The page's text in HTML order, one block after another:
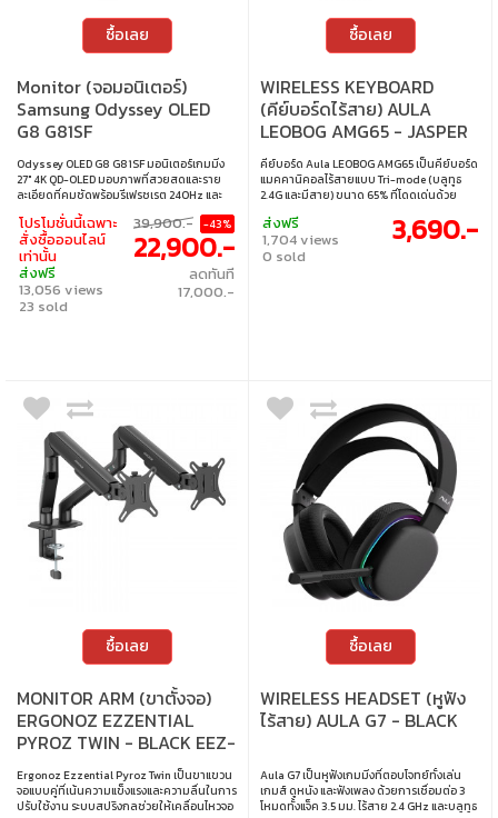
ซื้อเลย
Monitor (จอมอนิเตอร์)
Samsung Odyssey OLED
G8 G81SF
LS27FG812SEXXT - 27 Inch
OLED 4K 240Hz AMD
FreeSync Premium Pro
Odyssey OLED G8 G81SF มอนิเตอร์เกมมิ่ง
27" 4K QD-OLED มอบภาพที่สวยสดและราย
ละเอียดที่คมชัดพร้อมรีเฟรชเรต 240Hz และ
เวลาตอบสนองเพียง 0.03ms เสริมด้วย
เทคโนโลยี AMD FreeSync Premium Pro,
CoreSync, และ CoreLighting+ จอไร้แสงสะท้อน
ป้องกันเบิร์นอิน และดีไซน์โลหะหรูหราพร้อมขา
ตั้งปรับระดับได้เพื่อประสบการณ์การเล่นเกมที่
เหนือชั้น • ขนาดจอ : 27 นิ้ว • ประเภทจอ : OLED
• ความละเอียด : 3840 x 2160 • รีเฟรชเรต :
การติดตั้งบนผนัง : รองรับ VESA mount ขนาด
100 x 100 มม.
โปรโมชั่นนี้เฉพาะ
สั่งซื้อออนไลน์
เท่านั้น
ส่งฟรี
13,056 views
23 sold
39,900.- -43%
22,900.-
ลดทันที
17,000.-
ซื้อเลย
WIRELESS KEYBOARD
(คีย์บอร์ดไร้สาย) AULA
LEOBOG AMG65 - JASPER
SWITCH RGB EN WHITE
คีย์บอร์ด Aula LEOBOG AMG65 เป็นคีย์บอร์ด
แมคคานิคอลไร้สายแบบ Tri-mode (บลูทูธ
2.4G และมีสาย) ขนาด 65% ที่โดดเด่นด้วย
ยืดหยุ่นและเสียงที่ดีเยี่ยม มาพร้อมจอแสดงผล
อัจฉริยะถึงสองหน้าจอ ได้แก่ 315 LED Smart
Dot Matrix Screen (โครงสร้าง 5x63 จุด) และ
: ภาษาอังกฤษ • เลย์เอาต์ : ANSI • จอแสดงผล :
จอ LED Smart Dot Matrix 315 จุด พร้อมจอสี
1.14 นิ้ว • การเชื่อมต่อ : แบบใช้สาย / ไร้สาย
2.4GHz / บลูทูธ • สายเคเบิล : สาย USB-C เป็น
USB-A • การเปลี่ยนสวิตช์ : เปลี่ยนสวิตช์ได้
รองรับสวิตช์ 3 ขา / 5 ขา
ส่งฟรี
1,704 views
0 sold
3,690.-
ซื้อเลย
MONITOR ARM (ขาตั้งจอ)
ERGONOZ EZZENTIAL
PYROZ TWIN - BLACK EEZ-
PYROZ-D-B
Ergonoz Ezzential Pyroz Twin เป็นขาแขวน
จอแบบคู่ที่เน้นความแข็งแรงและความลื่นในการ
ปรับใช้งาน ระบบสปริงกลช่วยให้เคลื่อนไหวจอ
ซื้อเลย
WIRELESS HEADSET (หูฟัง
ไร้สาย) AULA G7 - BLACK
Aula G7 เป็นหูฟังเกมมิ่งที่ตอบโจทย์ทั้งเล่น
เกมส์ ดูหนัง และฟังเพลง ด้วยการเชื่อมต่อ 3
โหมดทั้งแจ็ค 3.5 มม. ไร้สาย 2.4 GHz และบลูทูธ